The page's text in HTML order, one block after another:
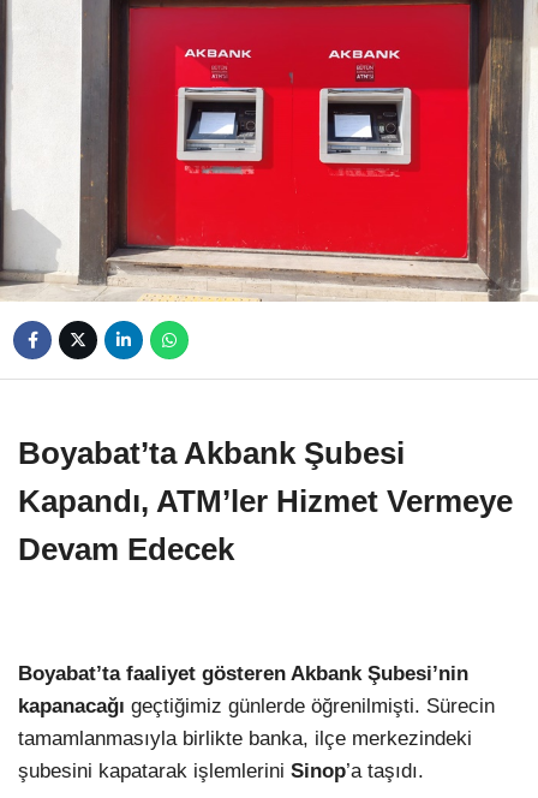
Boyabat’ta Akbank Şubesi
Kapandı, ATM’ler Hizmet Vermeye
Devam Edecek
Boyabat’ta faaliyet gösteren Akbank Şubesi’nin
kapanacağı geçtiğimiz günlerde öğrenilmişti. Sürecin
tamamlanmasıyla birlikte banka, ilçe merkezindeki
şubesini kapatarak işlemlerini Sinop’a taşıdı.